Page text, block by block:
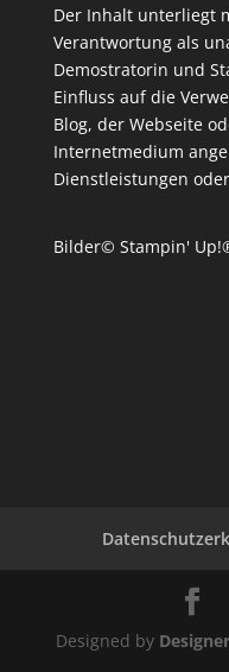
Der Inhalt unterliegt
Verantwortung als
Demostratorin und
Einfluss auf die
Blog, der Webseite
Internetmedium
Dienstleistungen
Bilder© Stampin'
Designed by